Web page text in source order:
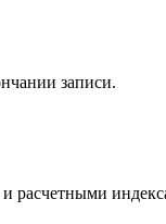
записи.
расчетными